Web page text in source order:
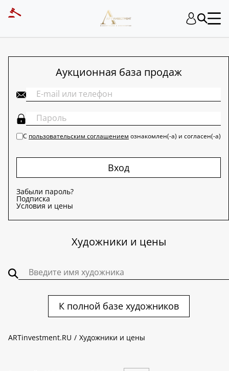
ART INVESTMENT
Аукционная база продаж
С пользовательским соглашением ознакомлен(-а) и согласен(-а)
Вход
Забыли пароль?
Подписка
Условия и цены
Художники и цены
К полной базе художников
ARTinvestment.RU Художники и цены